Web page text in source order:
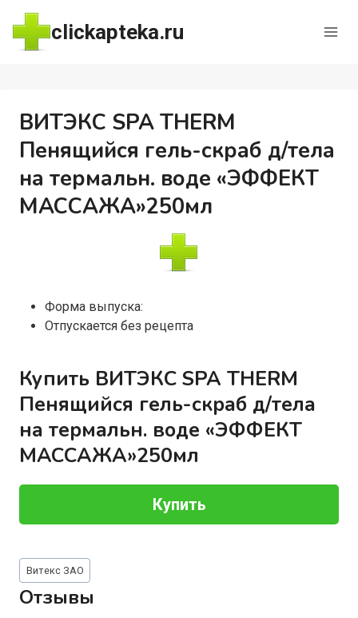
Перейти
содержимому
clickapteka.ru
ВИТЭКС SPA THERM
Пенящийся гель-скраб д/тела
на термальн. воде «ЭФФЕКТ
МАССАЖА»250мл
Форма выпуска:
Отпускается без рецепта
Купить ВИТЭКС SPA THERM
Пенящийся гель-скраб д/тела
на термальн. воде «ЭФФЕКТ
МАССАЖА»250мл
Купить
Метки
записи:
Витекс ЗАО
Отзывы